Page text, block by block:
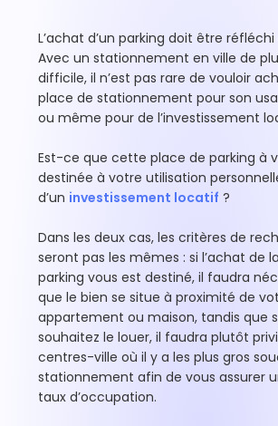
L’achat d’un parking doit être
Avec un stationnement en ville de
difficile, il n’est pas rare de vouloir
place de stationnement pour son
ou même pour de l’investissement
Est-ce que cette place de parking à
destinée à votre utilisation
d’un investissement locatif ?
Dans les deux cas, les critères de
seront pas les mêmes : si l’achat de
parking vous est destiné, il faudra
que le bien se situe à proximité de
appartement ou maison, tandis que
souhaitez le louer, il faudra plutôt
centres-ville où il y a les plus gros
stationnement afin de vous assurer
taux d’occupation.